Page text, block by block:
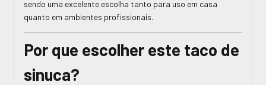
sendo uma excelente escolha tanto para uso em casa
quanto em ambientes profissionais.
Por que escolher este taco de
sinuca?